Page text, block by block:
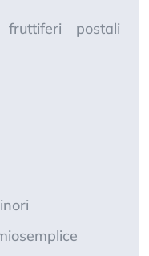
postali